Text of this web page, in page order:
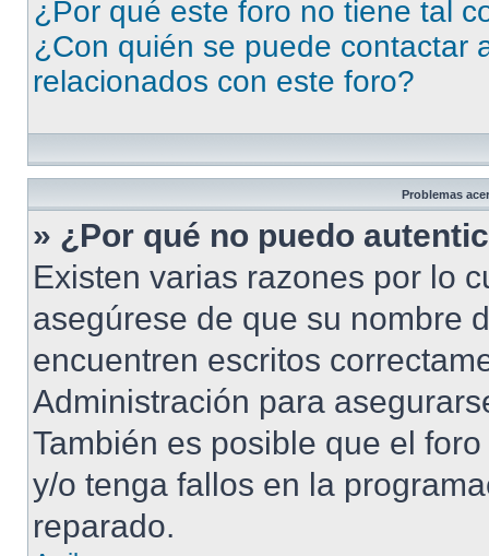
¿Por qué este foro no tiene tal
¿Con quién se puede contactar
relacionados con este foro?
Problemas
» ¿Por qué no puedo
Existen varias razones por lo
asegúrese de que su nombre
encuentren escritos
Administración para
También es posible que el
y/o tenga fallos en la
reparado.